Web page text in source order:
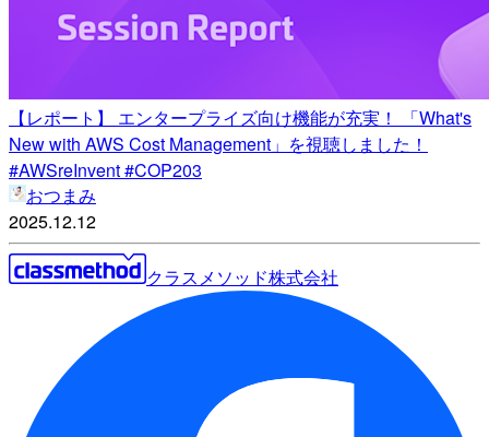
【レポート】 エンタープライズ向け機能が充実！ 「What's
New with AWS Cost Management」を視聴しました！
#AWSreInvent #COP203
おつまみ
2025.12.12
クラスメソッド株式会社